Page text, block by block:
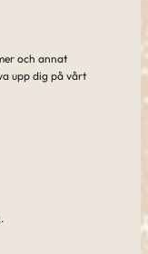
och annat
upp dig på vårt